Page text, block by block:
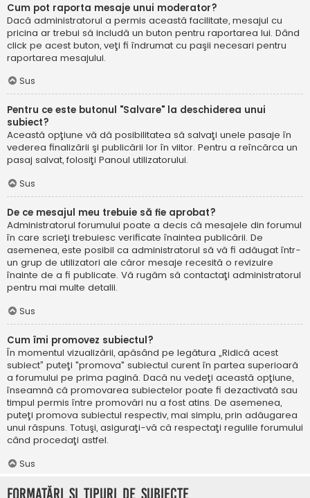
Cum pot raporta mesaje unui moderator?
Dacă administratorul a permis această facilitate, mesajul cu
pricina ar trebui să includă un buton pentru raportarea lui. Dând
click pe acest buton, veţi fi îndrumat cu paşii necesari pentru
raportarea mesajului.
Sus
Pentru ce este butonul "Salvare" la deschiderea unui
subiect?
Această opţiune vă dă posibilitatea să salvaţi unele pasaje în
vederea finalizării şi publicării lor în viitor. Pentru a reîncărca un
pasaj salvat, folosiţi Panoul utilizatorului.
Sus
De ce mesajul meu trebuie să fie aprobat?
Administratorul forumului poate a decis că mesajele din forumul
în care scrieţi trebuiesc verificate înaintea publicării. De
asemenea, este posibil ca administratorul să vă fi adăugat într-
un grup de utilizatori ale căror mesaje recesită o revizuire
înainte de a fi publicate. Vă rugăm să contactaţi administratorul
pentru mai multe detalii.
Sus
Cum îmi promovez subiectul?
În momentul vizualizării, apăsând pe legătura „Ridică acest
subiect” puteţi "promova" subiectul curent în partea superioară
a forumului pe prima pagină. Dacă nu vedeţi această opţiune,
înseamnă că promovarea subiectelor poate fi dezactivată sau
timpul permis între promovări nu a fost atins. De asemenea,
puteţi promova subiectul respectiv, mai simplu, prin adăugarea
unui răspuns. Totuşi, asiguraţi-vă că respectaţi regulile forumului
când procedaţi astfel.
Sus
Formatări şi tipuri de subiecte